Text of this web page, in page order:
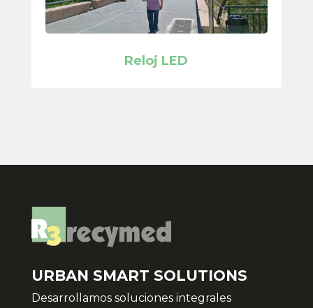
Reloj LED
URBAN SMART SOLUTIONS
Desarrollamos soluciones integrales